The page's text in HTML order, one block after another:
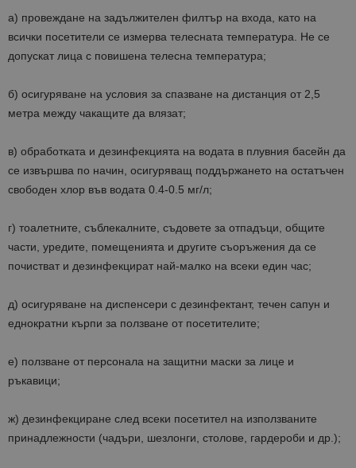
а) провеждане на задължителен филтър на входа, като на
всички посетители се измерва телесната температура. Не се
допускат лица с повишена телесна температура;
б) осигуряване на условия за спазване на дистанция от 2,5
метра между чакащите да влязат;
в) обработката и дезинфекцията на водата в плувния басейн да
се извършва по начин, осигуряващ поддържането на остатъчен
свободен хлор във водата 0.4-0.5 мг/л;
г) тоалетните, съблекалните, съдовете за отпадъци, общите
части, уредите, помещенията и другите съоръжения да се
почистват и дезинфекцират най-малко на всеки един час;
д) осигуряване на диспенсери с дезинфектант, течен сапун и
еднократни кърпи за ползване от посетителите;
е) ползване от персонала на защитни маски за лице и
ръкавици;
ж) дезинфекциране след всеки посетител на използваните
принадлежности (чадъри, шезлонги, столове, гардероби и др.);